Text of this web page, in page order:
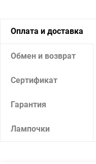
Оплата и доставка
Обмен и возврат
Сертификат
Гарантия
Лампочки